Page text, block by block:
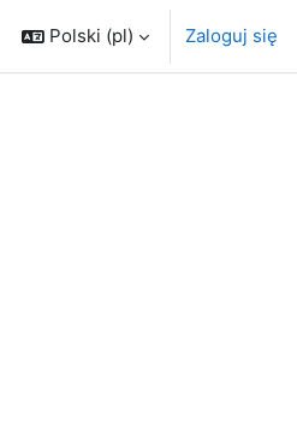
Polski ‎(pl)‎ Zaloguj się